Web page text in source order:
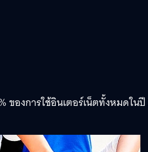
ของการใช้อินเตอร์เน็ตทั้งหมดใ